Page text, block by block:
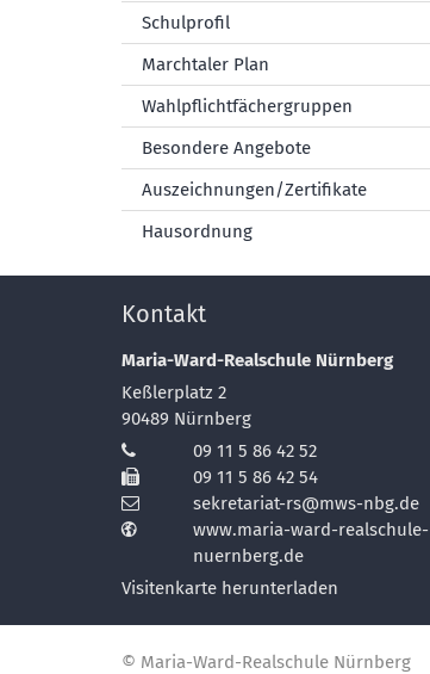
Schulprofil
Marchtaler Plan
Wahlpflichtfächergruppen
Besondere Angebote
Auszeichnungen/Zertifikate
Hausordnung
Kontakt
Maria-Ward-Realschule Nürnberg
Keßlerplatz 2
90489 Nürnberg
09 11 5 86 42 52
09 11 5 86 42 54
sekretariat-rs@mws-nbg.de
www.maria-ward-realschule-
nuernberg.de
Visitenkarte herunterladen
© Maria-Ward-Realschule Nürnberg